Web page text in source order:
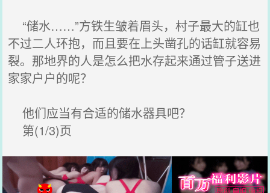
“储水……”方铁生皱着眉头，村子最大的缸也
不过二人环抱，而且要在上头凿孔的话缸就容易
裂。那地界的人是怎么把水存起来通过管子送进
家家户户的呢？
他们应当有合适的储水器具吧？
第(1/3)页